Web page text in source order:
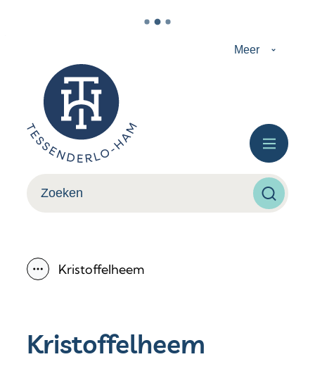
Meer
Tessenderlo-Ham
Zoeken
Menu
Toon alle broodkruimel items
Kristoffelheem
Kristoffelheem